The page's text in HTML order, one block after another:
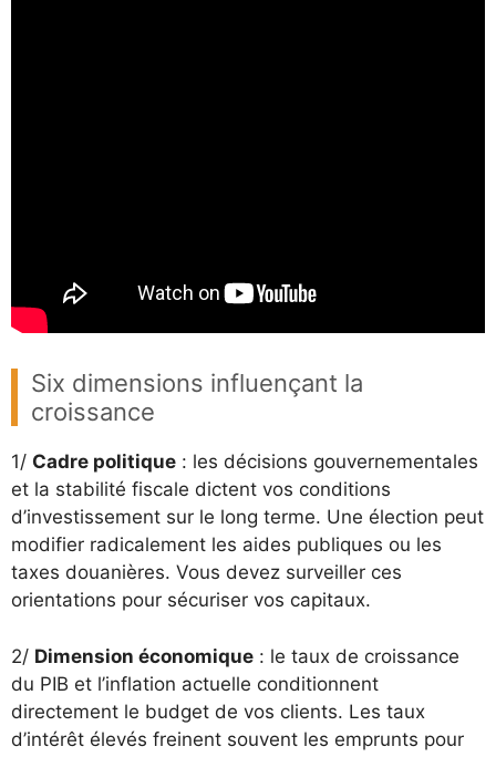
Six dimensions influençant la
croissance
1/ Cadre politique : les décisions gouvernementales
et la stabilité fiscale dictent vos conditions
d’investissement sur le long terme. Une élection peut
modifier radicalement les aides publiques ou les
taxes douanières. Vous devez surveiller ces
orientations pour sécuriser vos capitaux.
2/ Dimension économique : le taux de croissance
du PIB et l’inflation actuelle conditionnent
directement le budget de vos clients. Les taux
d’intérêt élevés freinent souvent les emprunts pour